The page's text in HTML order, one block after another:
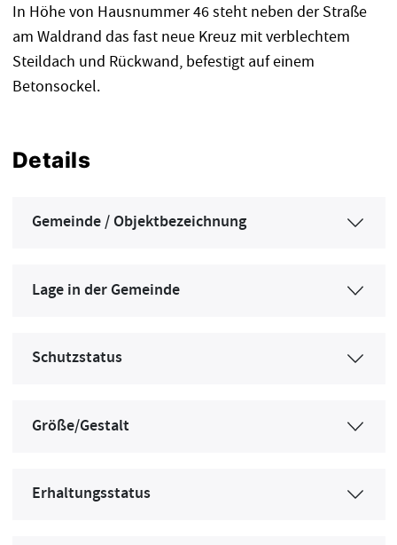
In Höhe von Hausnummer 46 steht neben der Straße
am Waldrand das fast neue Kreuz mit verblechtem
Steildach und Rückwand, befestigt auf einem
Betonsockel.
Details
Gemeinde / Objektbezeichnung
Lage in der Gemeinde
Schutzstatus
Größe/Gestalt
Erhaltungsstatus